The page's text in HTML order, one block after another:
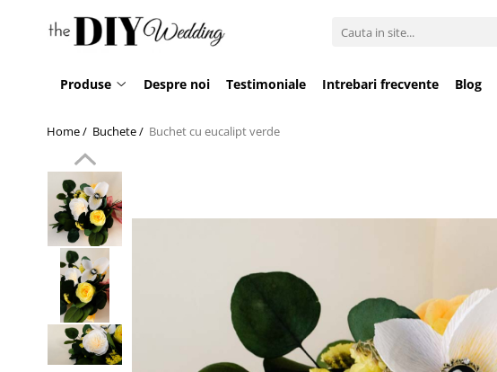
Lumanari
Pentru barbati
Produse Despre noi Testimoniale Intrebari frecvente Blog
Home / Buchete / Buchet cu eucalipt verde